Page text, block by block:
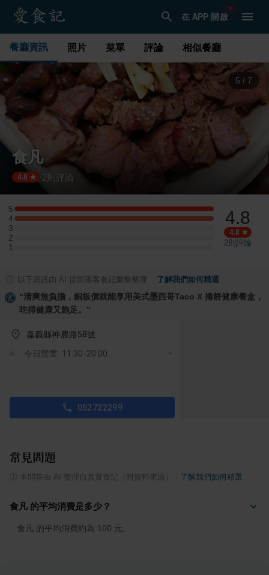
在 APP 開啟
餐廳資訊 照片 菜單 評論 相似餐廳
6 / 7
食凡
4.8 2 則評論
5
5 星：1 則評論
4
4 星：1 則評論
3
3 星：0 則評論
2
2 星：0 則評論
1
1 星：0 則評論
4.8
4.8
2則評論
以下資訊由 AI 從部落客食記彙整整理 了解我們如何精選
“清爽無負擔，銅板價就能享用美式墨西哥Taco X 捲餅健康餐盒，
吃得健康又飽足。 ”
嘉義縣神農路58號
今日營業: 11:30-20:00
052722299
常見問題
本問答由 AI 整理自真實食記（附資料來源） 了解我們如何精選
食凡 的平均消費是多少？
食凡 的平均消費約為 100 元。